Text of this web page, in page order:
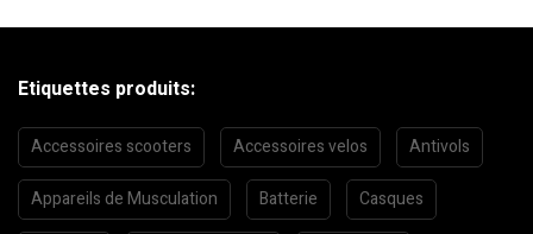
Etiquettes produits:
Accessoires scooters Accessoires velos Antivols
Appareils de Musculation Batterie Casques